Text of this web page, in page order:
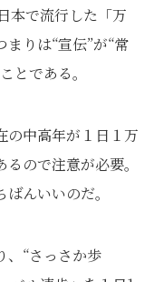
本で流行した「万
りは“宣伝”が“常
とである。
の中高年が１日１万
ので注意が必要。
んいいのだ。
、“さっさか歩